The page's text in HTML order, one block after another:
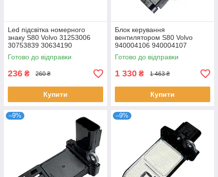
Led підсвітка номерного
знаку S80 Volvo 31253006
30753839 30634190
Готово до відправки
236 ₴ 260 ₴
Купити
Блок керування
вентилятором S80 Volvo
940004106 940004107
940004101
Готово до відправки
1 330 ₴ 1 463 ₴
Купити
–9% –9%